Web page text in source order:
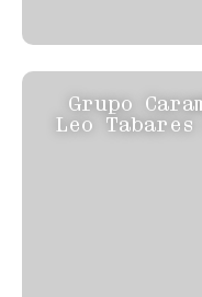
Grupo
Leo